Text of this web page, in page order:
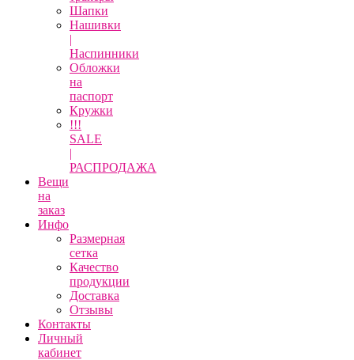
Шапки
Нашивки
|
Наспинники
Обложки
на
паспорт
Кружки
!!!
SALE
|
РАСПРОДАЖА
Вещи
на
заказ
Инфо
Размерная
сетка
Качество
продукции
Доставка
Отзывы
Контакты
Личный
кабинет